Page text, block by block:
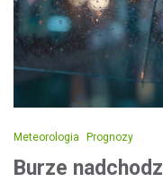
Meteorologia Prognozy
Burze